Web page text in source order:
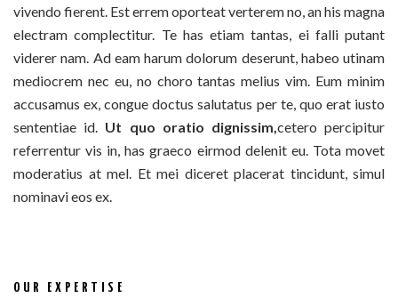
vivendo fierent. Est errem oporteat verterem no, an his magna
electram complectitur. Te has etiam tantas, ei falli putant
viderer nam. Ad eam harum dolorum deserunt, habeo utinam
mediocrem nec eu, no choro tantas melius vim. Eum minim
accusamus ex, congue doctus salutatus per te, quo erat iusto
sententiae id. Ut quo oratio dignissim,cetero percipitur
referrentur vis in, has graeco eirmod delenit eu. Tota movet
moderatius at mel. Et mei diceret placerat tincidunt, simul
nominavi eos ex.
OUR EXPERTISE